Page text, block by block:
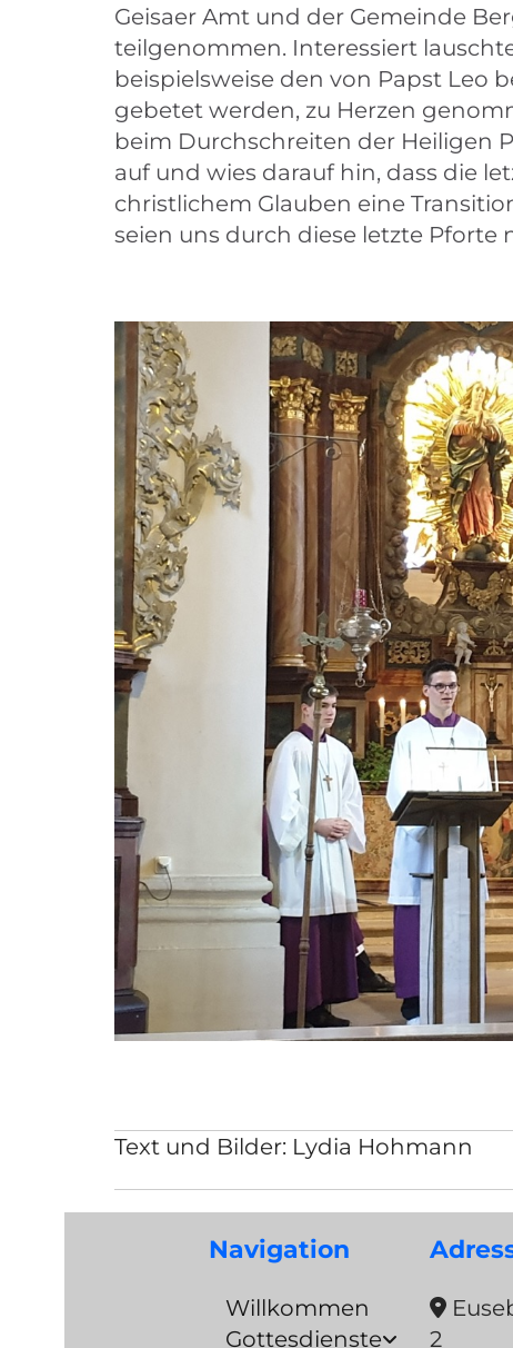
Geisaer Amt und der Gemeinde
teilgenommen. Interessiert
beispielsweise den von Papst Leo
gebetet werden, zu Herzen
beim Durchschreiten der Heiligen
auf und wies darauf hin, dass die
christlichem Glauben eine
seien uns durch diese letzte Pforte
Text und Bilder: Lydia Hohmann
Navigation
Willkommen
Gottesdienste

2